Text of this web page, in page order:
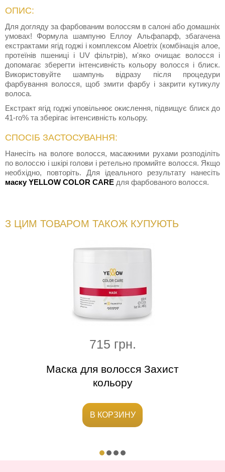
ОПИС:
Для догляду за фарбованим волоссям в салоні або домашніх
умовах! Формула шампуню Еллоу Альфапарф, збагачена
екстрактами ягід годжі і комплексом Aloetrix (комбінація алое,
протеїнів пшениці і UV фільтрів), м'яко очищає волосся і
допомагає зберегти інтенсивність кольору волосся і блиск.
Використовуйте шампунь відразу після процедури
фарбування волосся, щоб змити фарбу і закрити кутикулу
волоса.
Екстракт ягід годжі уповільнює окислення, підвищує блиск до
41-го% та зберігає інтенсивність кольору.
СПОСІБ ЗАСТОСУВАННЯ:
Нанесіть на вологе волосся, масажними рухами розподіліть
по волоссю і шкірі голови і ретельно промийте волосся. Якщо
необхідно, повторіть. Для ідеального результату нанесіть
маску YELLOW COLOR CARE для фарбованого волосся.
З ЦИМ ТОВАРОМ ТАКОЖ КУПУЮТЬ
715 грн.
Маска для волосся Захист
кольору
В КОРЗИНУ